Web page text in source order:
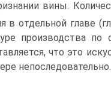
вины.
в отдельной главе
производства
что это
непоследовательно.